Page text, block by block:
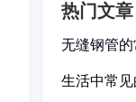
热门文章
无缝钢管
生活中常